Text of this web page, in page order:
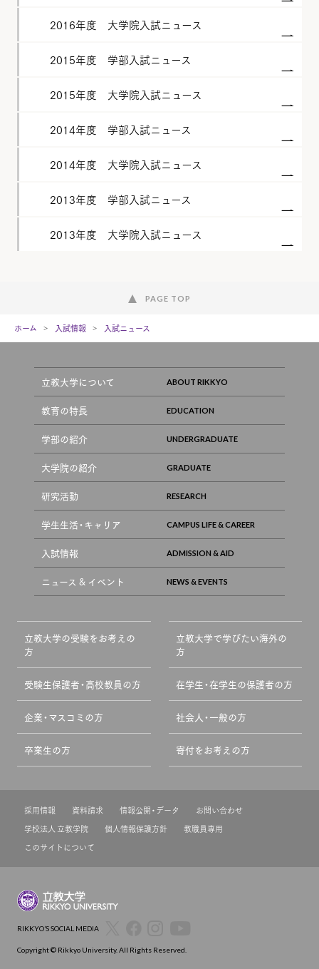
2016年度 大学院入試ニュース
2015年度 学部入試ニュース
2015年度 大学院入試ニュース
2014年度 学部入試ニュース
2014年度 大学院入試ニュース
2013年度 学部入試ニュース
2013年度 大学院入試ニュース
PAGE TOP
ホーム 入試情報 入試ニュース
立教大学について
教育の特長
学部の紹介
大学院の紹介
研究活動
学生生活・キャリア
入試情報
ニュース & イベント
立教大学の受験をお考えの
方
立教大学で学びたい海外の
方
受験生保護者・高校教員の方 在学生・在学生の保護者の方
企業・マスコミの方 社会人・一般の方
卒業生の方 寄付をお考えの方
採用情報 資料請求 情報公開・データ
お問い合わせ
学校法人 立教学院
個人情報保護方針
教職員専用
このサイトについて
Copyright © Rikkyo University. All Rights Reserved.
RIKKYO’S SOCIAL MEDIA